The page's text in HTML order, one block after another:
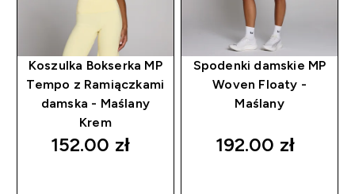
Koszulka Bokserka MP
Tempo z Ramiączkami
damska - Maślany
Krem
152.00 zł‎
Spodenki damskie MP
Woven Floaty -
Maślany
192.00 zł‎